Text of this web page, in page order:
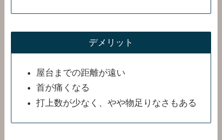
デメリット
屋台までの距離が遠い
首が痛くなる
打上数が少なく、やや物足りなさもある